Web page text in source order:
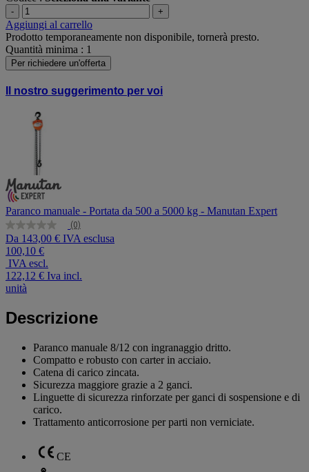
- +
Aggiungi al carrello
Prodotto temporaneamente non disponibile, tornerà presto.
Quantità minima : 1
Per richiedere un'offerta
Il nostro suggerimento per voi
Paranco manuale - Portata da 500 a 5000 kg - Manutan Expert
Nessuna
valutazione
Stesso
link
alla
pagina.
(0)
Da 143,00 € IVA esclusa
100,10 €
IVA escl.
122,12 € Iva incl.
unità
Descrizione
Paranco manuale 8/12 con ingranaggio dritto.
Compatto e robusto con carter in acciaio.
Catena di carico zincata.
Sicurezza maggiore grazie a 2 ganci.
Linguette di sicurezza rinforzate per ganci di sospensione e di
carico.
Trattamento anticorrosione per parti non verniciate.
CE